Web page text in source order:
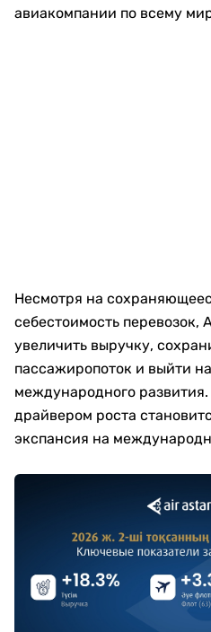
авиакомпании по всему
Несмотря на
себестоимость перевозок,
увеличить выручку,
пассажиропоток и выйти
международного
драйвером роста
экспансия на